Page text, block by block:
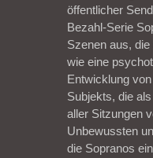
öffentlicher
Bezahl-Serie
Szenen aus,
wie eine
Entwicklung
Subjekts, die
aller Sitzungen
Unbewussten
die Sopranos